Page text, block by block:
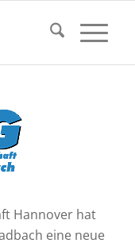
Hannover hat
eine neue